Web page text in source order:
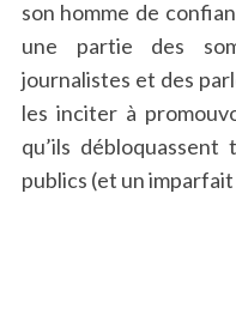
son homme de
une partie des
journalistes et des
les inciter à
qu’ils
publics (et un